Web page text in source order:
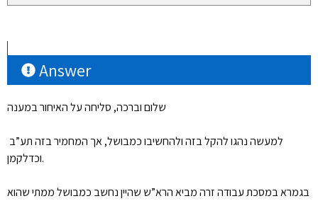
Answer
שלום וברכה, סליחה על האיחור במענה
למעשה נהגו להקל בזה ולהחשיבו כמבושל, אך המחמיר בזה תע”ב
וכדלקמן.
בגמרא במסכת עבודה זרה מביא הרא”ש שהיין נחשב כמבושל ממתי שהוא